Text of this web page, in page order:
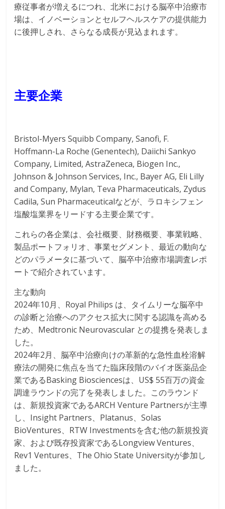
療従事者が増えるにつれ、北米における脳卒中治療市
場は、イノベーションとセルフヘルスケアの提供能力
に後押しされ、さらなる成長が見込まれます。
主要企業
Bristol-Myers Squibb Company, Sanofi, F.
Hoffmann-La Roche (Genentech), Daiichi Sankyo
Company, Limited, AstraZeneca, Biogen Inc.,
Johnson & Johnson Services, Inc., Bayer AG, Eli Lilly
and Company, Mylan, Teva Pharmaceuticals, Zydus
Cadila, Sun Pharmaceuticalなどが、ラロキシフェン
塩酸塩業界をリードする主要企業です。
これらの各企業は、会社概要、財務概要、事業戦略、
製品ポートフォリオ、事業セグメント、最近の動向な
どのパラメータに基づいて、脳卒中治療市場調査レポ
ートで紹介されています。
主な動向
2024年10月、Royal Philips は、タイムリーな脳卒中
の診断と治療へのアクセス拡大に関する認識を高める
ため、Medtronic Neurovascular との提携を発表しま
した。
2024年2月、脳卒中治療向けの革新的な急性血栓溶解
療法の開発に焦点を当てた臨床段階のバイオ医薬品企
業であるBasking Biosciencesは、US$ 55百万の資金
調達ラウンドの完了を発表しました。このラウンド
は、新規投資家であるARCH Venture Partnersが主導
し、Insight Partners、Platanus、Solas
BioVentures、RTW Investmentsを含む他の新規投資
家、および既存投資家であるLongview Ventures、
Rev1 Ventures、The Ohio State Universityが参加し
ました。